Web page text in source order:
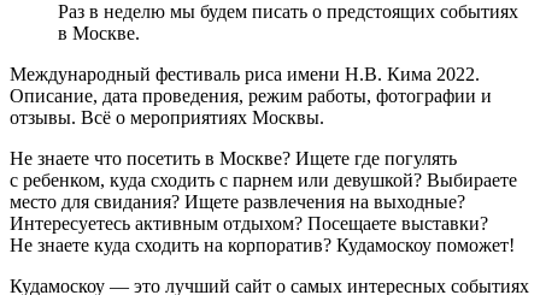
Раз в неделю мы будем писать о предстоящих событиях
в Москве.
Международный фестиваль риса имени Н.В. Кима 2022.
Описание, дата проведения, режим работы, фотографии и
отзывы. Всё о мероприятиях Москвы.
Не знаете что посетить в Москве? Ищете где погулять
с ребенком, куда сходить с парнем или девушкой? Выбираете
место для свидания? Ищете развлечения на выходные?
Интересуетесь активным отдыхом? Посещаете выставки?
Не знаете куда сходить на корпоратив? Кудамоскоу поможет!
Кудамоскоу — это лучший сайт о самых интересных событиях